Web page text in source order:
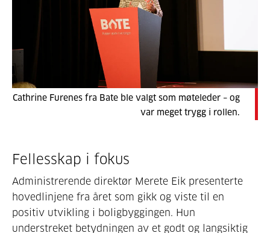
Cathrine Furenes fra Bate ble valgt som møteleder – og
var meget trygg i rollen.
Fellesskap i fokus
Administrerende direktør Merete Eik presenterte
hovedlinjene fra året som gikk og viste til en
positiv utvikling i boligbyggingen. Hun
understreket betydningen av et godt og langsiktig